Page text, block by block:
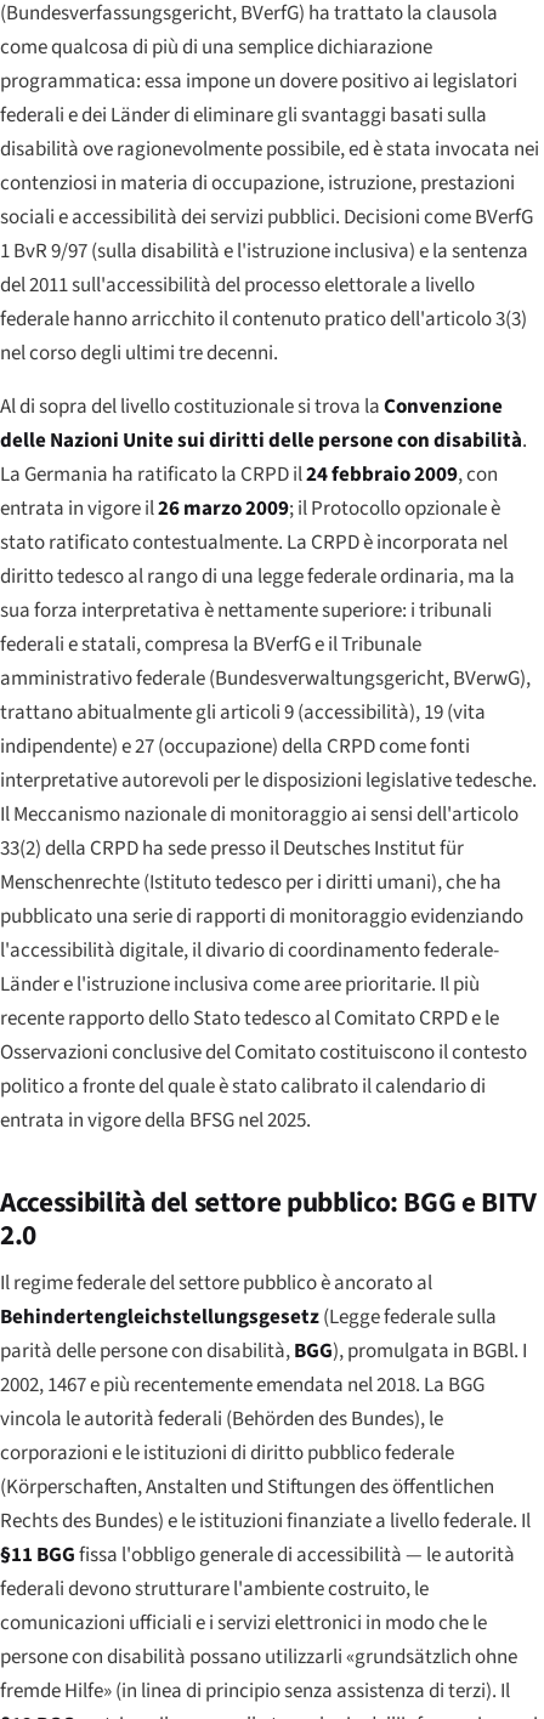
(Bundesverfassungsgericht, BVerfG) ha trattato la clausola
come qualcosa di più di una semplice dichiarazione
programmatica: essa impone un dovere positivo ai legislatori
federali e dei Länder di eliminare gli svantaggi basati sulla
disabilità ove ragionevolmente possibile, ed è stata invocata nei
contenziosi in materia di occupazione, istruzione, prestazioni
sociali e accessibilità dei servizi pubblici. Decisioni come BVerfG
1 BvR 9/97 (sulla disabilità e l'istruzione inclusiva) e la sentenza
del 2011 sull'accessibilità del processo elettorale a livello
federale hanno arricchito il contenuto pratico dell'articolo 3(3)
nel corso degli ultimi tre decenni.
Al di sopra del livello costituzionale si trova laConvenzione
delle Nazioni Unite sui diritti delle persone con disabilità.
La Germania ha ratificato la CRPD il24 febbraio 2009, con
entrata in vigore il26 marzo 2009; il Protocollo opzionale è
stato ratificato contestualmente. La CRPD è incorporata nel
diritto tedesco al rango di una legge federale ordinaria, ma la
sua forza interpretativa è nettamente superiore: i tribunali
federali e statali, compresa la BVerfG e il Tribunale
amministrativo federale (Bundesverwaltungsgericht, BVerwG),
trattano abitualmente gli articoli 9 (accessibilità), 19 (vita
indipendente) e 27 (occupazione) della CRPD come fonti
interpretative autorevoli per le disposizioni legislative tedesche.
Il Meccanismo nazionale di monitoraggio ai sensi dell'articolo
33(2) della CRPD ha sede presso ilDeutsches Institut für
Menschenrechte(Istituto tedesco per i diritti umani), che ha
pubblicato una serie di rapporti di monitoraggio evidenziando
l'accessibilità digitale, il divario di coordinamento federale-
Länder e l'istruzione inclusiva come aree prioritarie. Il più
recente rapporto dello Stato tedesco al Comitato CRPD e le
Osservazioni conclusive del Comitato costituiscono il contesto
politico a fronte del quale è stato calibrato il calendario di
entrata in vigore della BFSG nel 2025.
Accessibilità del settore pubblico: BGG e BITV
2.0
Il regime federale del settore pubblico è ancorato al
Behindertengleichstellungsgesetz(Legge federale sulla
parità delle persone con disabilità,BGG), promulgata in BGBl. I
2002, 1467 e più recentemente emendata nel 2018. La BGG
vincola le autorità federali (Behörden des Bundes), le
corporazioni e le istituzioni di diritto pubblico federale
(Körperschaften, Anstalten und Stiftungen des öffentlichen
Rechts des Bundes) e le istituzioni finanziate a livello federale. Il
§11 BGGfissa l'obbligo generale di accessibilità — le autorità
federali devono strutturare l'ambiente costruito, le
comunicazioni ufficiali e i servizi elettronici in modo che le
persone con disabilità possano utilizzarli«grundsätzlich ohne
fremde Hilfe»(in linea di principio senza assistenza di terzi). Il